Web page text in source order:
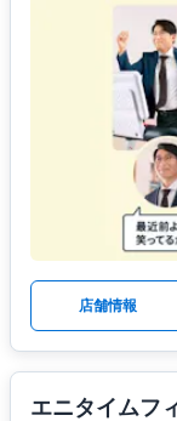
店舗情報
エニタイムフ